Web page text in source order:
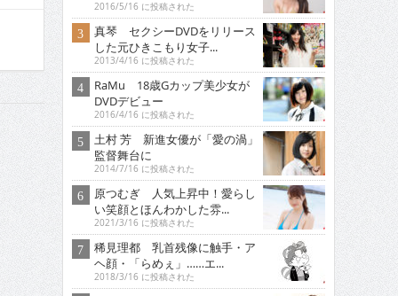
2016/5/16 に投稿された
真琴 セクシーDVDをリリース
した元ひきこもり女子...
2013/4/16 に投稿された
RaMu 18歳Gカップ美少女が
DVDデビュー
2016/4/16 に投稿された
土村 芳 新進女優が「愛の渦」
監督舞台に
2014/7/16 に投稿された
原つむぎ 人気上昇中！愛らし
い笑顔とほんわかした雰...
2021/3/16 に投稿された
稀見理都 乳首残像に触手・ア
ヘ顔・「らめぇ」……エ...
2018/3/16 に投稿された